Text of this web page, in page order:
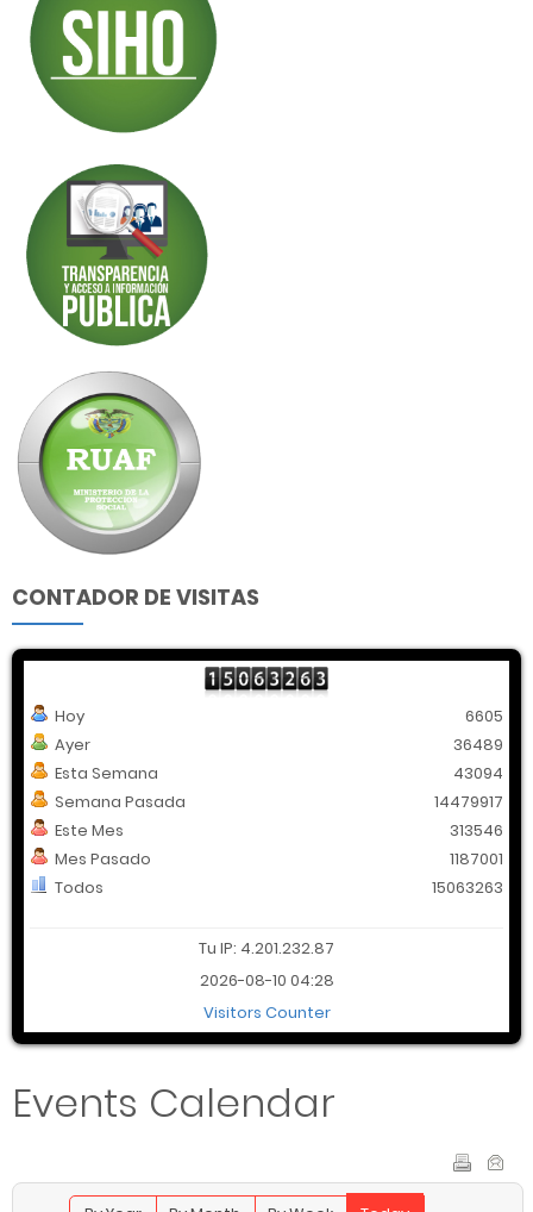
CONTADOR DE VISITAS
Hoy
Ayer
Esta Semana
Semana Pasada
Este Mes
Mes Pasado
Todos
6605
36489
43094
14479917
313546
1187001
15063263
Tu IP: 4.201.232.87
2026-08-10 04:28
Visitors Counter
Events Calendar